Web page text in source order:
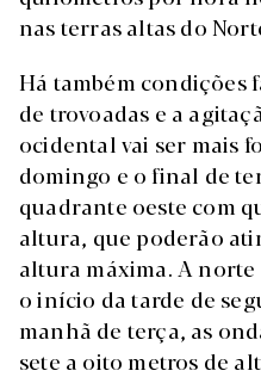
nas terras altas do
Há também condições
de trovoadas e a
ocidental vai ser mais
domingo e o final de
quadrante oeste com
altura, que poderão
altura máxima. A
o início da tarde de
manhã de terça, as
sete a oito metros de